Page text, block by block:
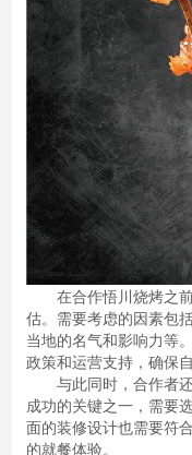
在合作悟川烧烤之前
估。需要考虑的因素包
当地的名气和影响力等
政策和运营支持，确保
与此同时，合作者还
成功的关键之一，需要
面的装修设计也需要符
的就餐体验。